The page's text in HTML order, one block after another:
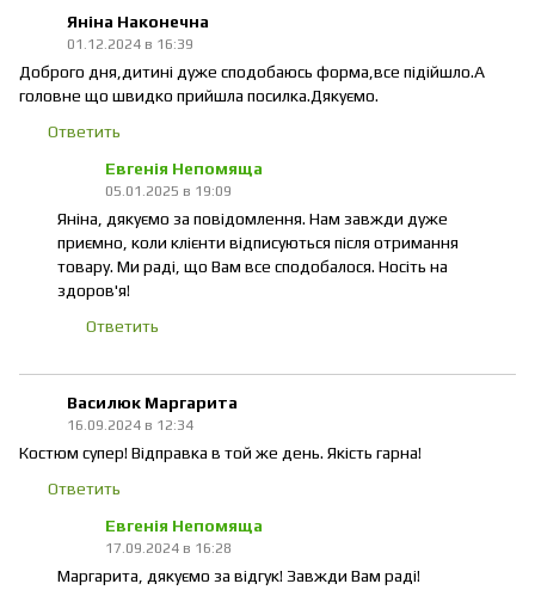
Яніна Наконечна
01.12.2024 в 16:39
Доброго дня,дитині дуже сподобаюсь форма,все підійшло.А
головне що швидко прийшла посилка.Дякуємо.
Ответить
Евгенія Непомяща
05.01.2025 в 19:09
Яніна, дякуємо за повідомлення. Нам завжди дуже
приємно, коли клієнти відписуються після отримання
товару. Ми раді, що Вам все сподобалося. Носіть на
здоров'я!
Ответить
Василюк Маргарита
16.09.2024 в 12:34
Костюм супер! Відправка в той же день. Якість гарна!
Ответить
Евгенія Непомяща
17.09.2024 в 16:28
Маргарита, дякуємо за відгук! Завжди Вам раді!